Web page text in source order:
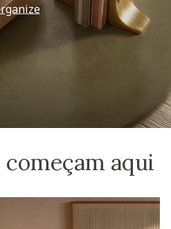
aqui